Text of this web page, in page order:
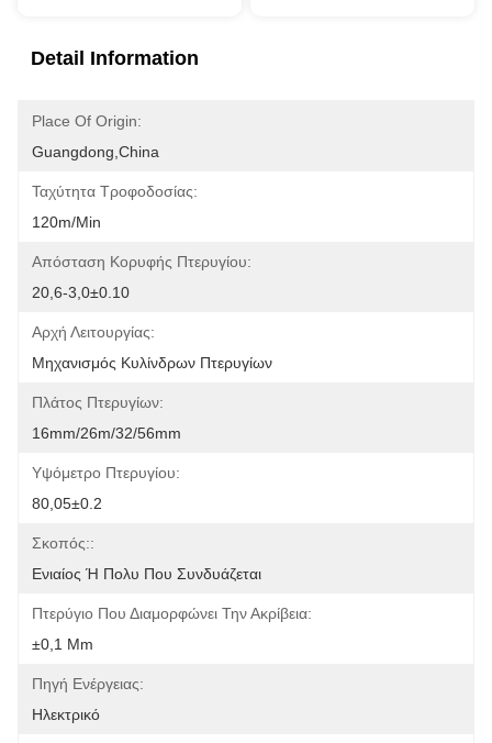
Detail Information
Place Of Origin:
Guangdong,China
Ταχύτητα Τροφοδοσίας:
120m/min
Απόσταση Κορυφής Πτερυγίου:
20,6-3,0±0.10
Αρχή Λειτουργίας:
Μηχανισμός Κυλίνδρων Πτερυγίων
Πλάτος Πτερυγίων:
16mm/26m/32/56mm
Υψόμετρο Πτερυγίου:
80,05±0.2
Σκοπός::
Ενιαίος Ή Πολυ Που Συνδυάζεται
Πτερύγιο Που Διαμορφώνει Την Ακρίβεια:
±0,1 Mm
Πηγή Ενέργειας:
Ηλεκτρικό